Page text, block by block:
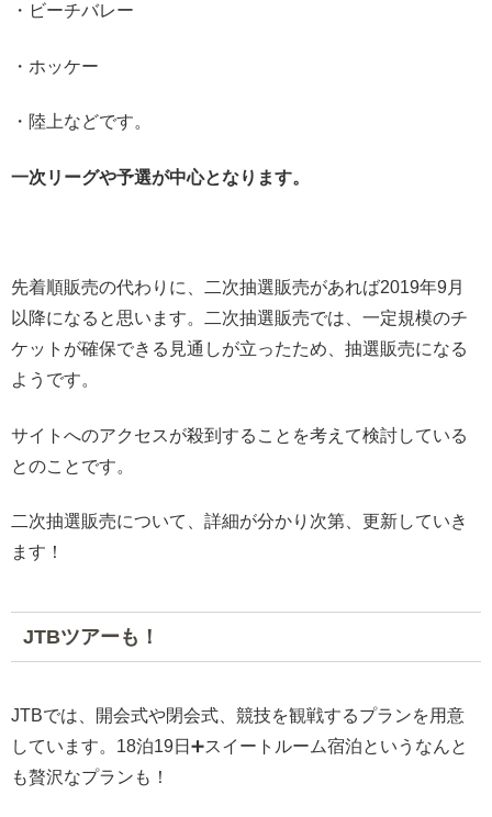
・ビーチバレー
・ホッケー
・陸上などです。
一次リーグや予選が中心となります。
先着順販売の代わりに、二次抽選販売があれば2019年9月
以降になると思います。二次抽選販売では、一定規模のチ
ケットが確保できる見通しが立ったため、抽選販売になる
ようです。
サイトへのアクセスが殺到することを考えて検討している
とのことです。
二次抽選販売について、詳細が分かり次第、更新していき
ます！
JTBツアーも！
JTBでは、開会式や閉会式、競技を観戦するプランを用意
しています。18泊19日➕スイートルーム宿泊というなんと
も贅沢なプランも！